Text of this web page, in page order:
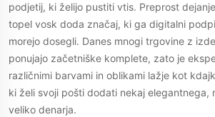
podjetij, ki želijo pustiti vtis. Preprost
topel vosk doda značaj, ki ga digitalni
morejo dosegli. Danes mnogi trgovine z
ponujajo začetniške komplete, zato je
različnimi barvami in oblikami lažje kot
ki želi svoji pošti dodati nekaj elegantnega,
veliko denarja.